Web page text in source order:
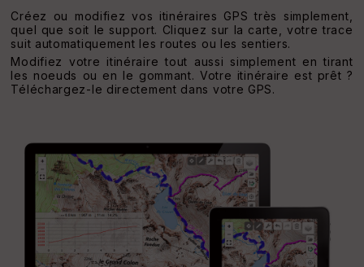
Créez ou modifiez vos itinéraires GPS très simplement,
quel que soit le support. Cliquez sur la carte, votre trace
suit automatiquement les routes ou les sentiers.
Modifiez votre itinéraire tout aussi simplement en tirant
les noeuds ou en le gommant. Votre itinéraire est prêt ?
Téléchargez-le directement dans votre GPS.